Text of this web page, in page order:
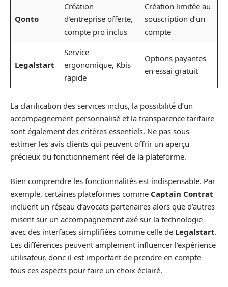
Qonto
Création
d’entreprise offerte,
compte pro inclus
Création limitée au
souscription d’un
compte
Legalstart
Service
ergonomique, Kbis
rapide
Options payantes
en essai gratuit
La clarification des services inclus, la possibilité d’un
accompagnement personnalisé et la transparence tarifaire
sont également des critères essentiels. Ne pas sous-
estimer les avis clients qui peuvent offrir un aperçu
précieux du fonctionnement réel de la plateforme.
Bien comprendre les fonctionnalités est indispensable. Par
exemple, certaines plateformes comme Captain Contrat
incluent un réseau d’avocats partenaires alors que d’autres
misent sur un accompagnement axé sur la technologie
avec des interfaces simplifiées comme celle de Legalstart.
Les différences peuvent amplement influencer l’expérience
utilisateur, donc il est important de prendre en compte
tous ces aspects pour faire un choix éclairé.